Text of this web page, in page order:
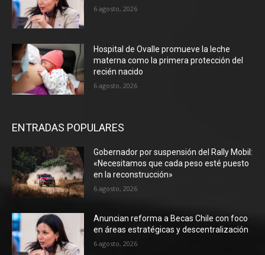
6 agosto, 2026
Hospital de Ovalle promueve la leche
materna como la primera protección del
recién nacido
6 agosto, 2026
ENTRADAS POPULARES
Gobernador por suspensión del Rally Mobil:
«Necesitamos que cada peso esté puesto
en la reconstrucción»
6 agosto, 2026
Anuncian reforma a Becas Chile con foco
en áreas estratégicas y descentralización
6 agosto, 2026